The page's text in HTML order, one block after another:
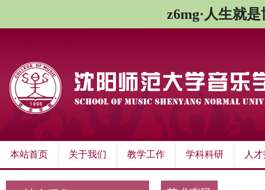
z6mg·人生就
本站首页 关于我们 教学工作 学科科研 人